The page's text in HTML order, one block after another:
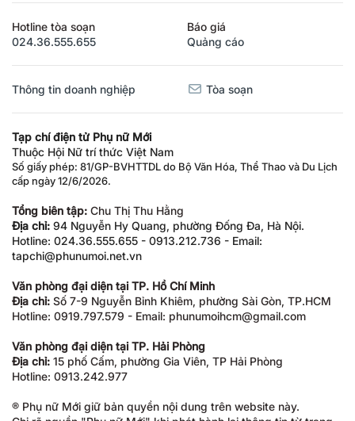
Hotline tòa soạn
024.36.555.655
Báo giá
Quảng cáo
Thông tin doanh nghiệp Tòa soạn
Tạp chí điện tử Phụ nữ Mới
Thuộc Hội Nữ trí thức Việt Nam
Số giấy phép: 81/GP-BVHTTDL do Bộ Văn Hóa, Thể Thao và Du Lịch
cấp ngày 12/6/2026.
Tổng biên tập: Chu Thị Thu Hằng
Địa chỉ: 94 Nguyễn Hy Quang, phường Đống Đa, Hà Nội.
Hotline: 024.36.555.655 - 0913.212.736 - Email:
tapchi@phunumoi.net.vn
Văn phòng đại diện tại TP. Hồ Chí Minh
Địa chỉ: Số 7-9 Nguyễn Bỉnh Khiêm, phường Sài Gòn, TP.HCM
Hotline: 0919.797.579 - Email: phunumoihcm@gmail.com
Văn phòng đại diện tại TP. Hải Phòng
Địa chỉ: 15 phố Cấm, phường Gia Viên, TP Hải Phòng
Hotline: 0913.242.977
® Phụ nữ Mới giữ bản quyền nội dung trên website này.